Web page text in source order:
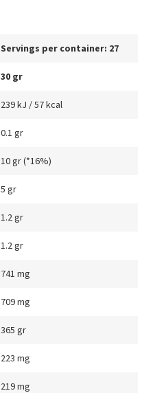
Servings per container: 27
30 gr
239 kJ / 57 kcal
0.1 gr
10 gr (*16%)
5 gr
1.2 gr
1.2 gr
741 mg
709 mg
365 gr
223 mg
219 mg